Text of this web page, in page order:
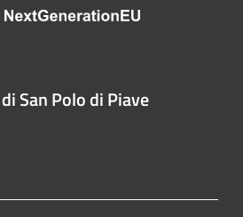
San Polo di Piave